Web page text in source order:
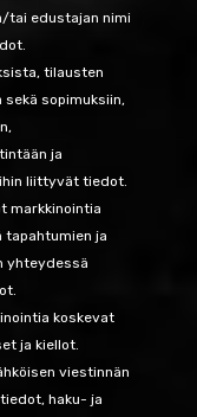
tai edustajan nimi
tilausten
sopimuksiin,
ja
liittyvät tiedot.
markkinointia
tapahtumien ja
yhteydessä
koskevat
ja kiellot.
viestinnän
haku- ja